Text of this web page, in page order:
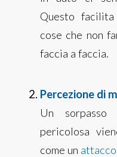
Questo
cose che non
faccia a faccia.
Percezione di
Un
pericolosa
come un attacco